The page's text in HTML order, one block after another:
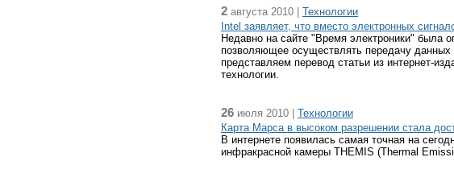
2 августа 2010 | Технологии
Intel заявляет, что вместо электронных
Недавно на сайте "Время электроники" была
позволяющее осуществлять передачу
представляем перевод статьи из интернет-
технологии.
26 июля 2010 | Технологии
Карта Марса в высоком разрешении стала
В интернете появилась самая точная на
инфракрасной камеры THEMIS (Thermal